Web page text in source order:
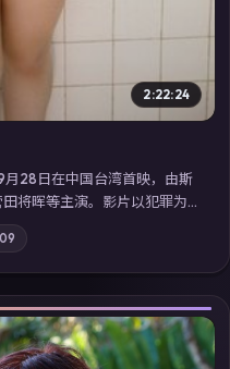
2:22:24
28日在中国台湾首映，由斯
将晖等主演。影片以犯罪为
色产业链；摄影与配乐强化
观看高清电视剧在线看」延
线追剧体验。